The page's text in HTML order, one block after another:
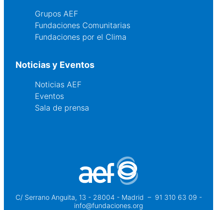
Grupos AEF
Fundaciones Comunitarias
Fundaciones por el Clima
Noticias y Eventos
Noticias AEF
Eventos
Sala de prensa
C/ Serrano Anguita, 13 - 28004 - Madrid – 91 310 63 09 -
info@fundaciones.org